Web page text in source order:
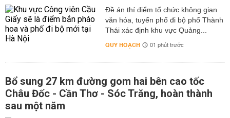
Đề án thí điểm tổ chức không gian
văn hóa, tuyến phố đi bộ phố Thành
Thái xác định khu vực Quảng...
QUY HOẠCH 01 phút trước
Bổ sung 27 km đường gom hai bên cao tốc
Châu Đốc - Cần Thơ - Sóc Trăng, hoàn thành
sau một năm